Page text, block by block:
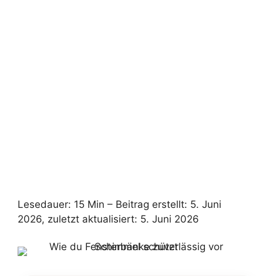
Lesedauer: 15 Min – Beitrag erstellt: 5. Juni
2026, zuletzt aktualisiert: 5. Juni 2026